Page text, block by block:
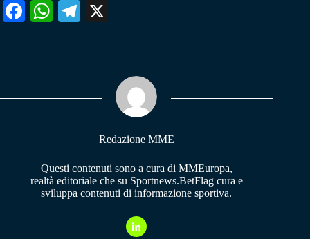
Fa W
pp
Te
m
Redazione MME
Questi contenuti sono a cura di MMEuropa,
realtà editoriale che su Sportnews.BetFlag cura e
sviluppa contenuti di informazione sportiva.